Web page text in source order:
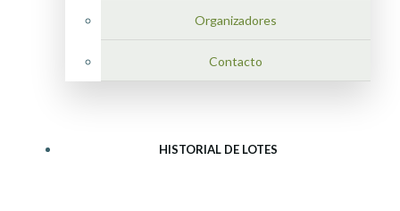
Organizadores
Contacto
HISTORIAL DE LOTES